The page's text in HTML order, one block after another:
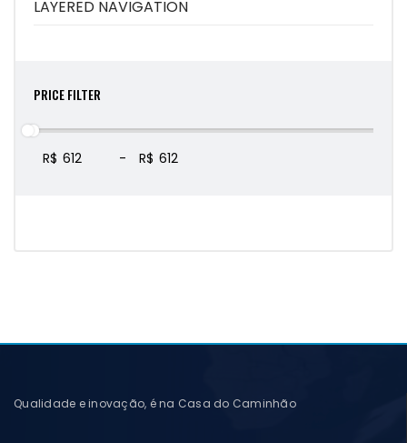
LAYERED NAVIGATION
PRICE FILTER
R$ - R$
Qualidade e inovação, é na Casa do Caminhão